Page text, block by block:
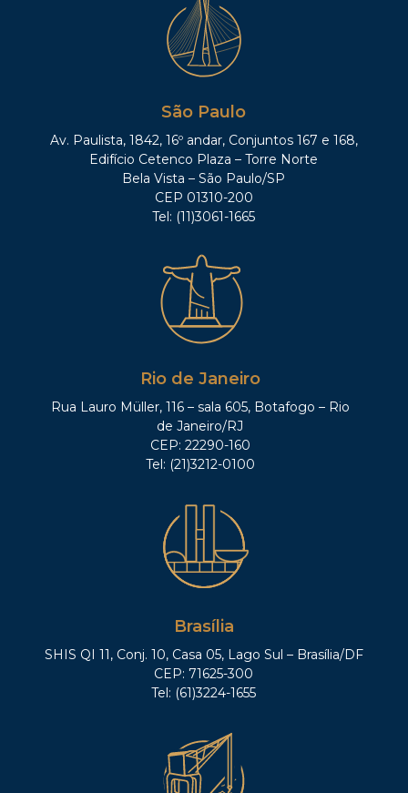
São Paulo
Av. Paulista, 1842, 16º andar, Conjuntos 167 e 168,
Edifício Cetenco Plaza – Torre Norte
Bela Vista – São Paulo/SP
CEP 01310-200
Tel: (11)3061-1665
Rio de Janeiro
Rua Lauro Müller, 116 – sala 605, Botafogo – Rio
de Janeiro/RJ
CEP: 22290-160
Tel: (21)3212-0100
Brasília
SHIS QI 11, Conj. 10, Casa 05, Lago Sul – Brasília/DF
CEP: 71625-300
Tel: (61)3224-1655